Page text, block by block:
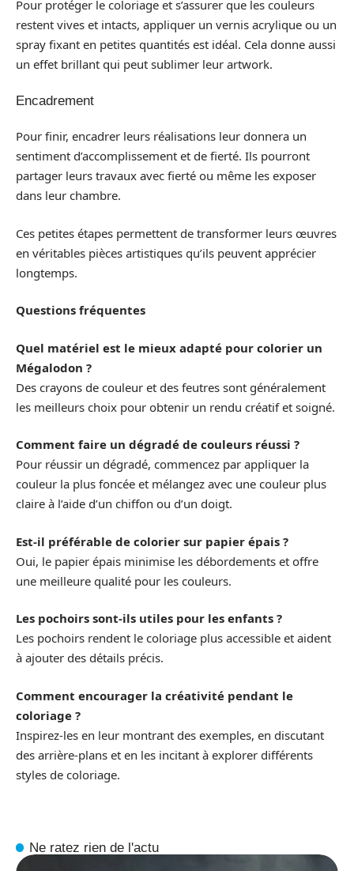
Pour protéger le coloriage et s’assurer que les couleurs
restent vives et intacts, appliquer un vernis acrylique ou un
spray fixant en petites quantités est idéal. Cela donne aussi
un effet brillant qui peut sublimer leur artwork.
Encadrement
Pour finir, encadrer leurs réalisations leur donnera un
sentiment d’accomplissement et de fierté. Ils pourront
partager leurs travaux avec fierté ou même les exposer
dans leur chambre.
Ces petites étapes permettent de transformer leurs œuvres
en véritables pièces artistiques qu’ils peuvent apprécier
longtemps.
Questions fréquentes
Quel matériel est le mieux adapté pour colorier un
Mégalodon ?
Des crayons de couleur et des feutres sont généralement
les meilleurs choix pour obtenir un rendu créatif et soigné.
Comment faire un dégradé de couleurs réussi ?
Pour réussir un dégradé, commencez par appliquer la
couleur la plus foncée et mélangez avec une couleur plus
claire à l’aide d’un chiffon ou d’un doigt.
Est-il préférable de colorier sur papier épais ?
Oui, le papier épais minimise les débordements et offre
une meilleure qualité pour les couleurs.
Les pochoirs sont-ils utiles pour les enfants ?
Les pochoirs rendent le coloriage plus accessible et aident
à ajouter des détails précis.
Comment encourager la créativité pendant le
coloriage ?
Inspirez-les en leur montrant des exemples, en discutant
des arrière-plans et en les incitant à explorer différents
styles de coloriage.
Ne ratez rien de l'actu